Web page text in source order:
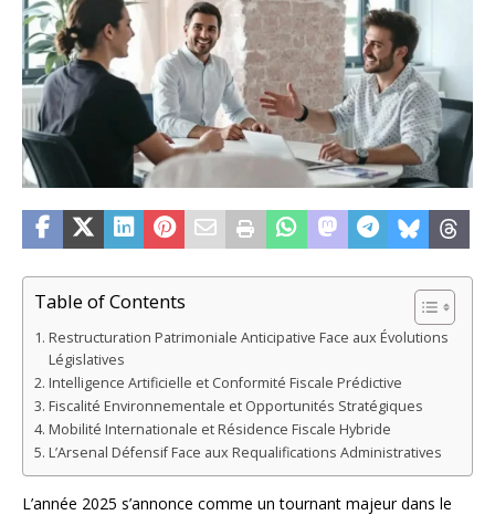
Table of Contents
Restructuration Patrimoniale Anticipative Face aux Évolutions
Législatives
Intelligence Artificielle et Conformité Fiscale Prédictive
Fiscalité Environnementale et Opportunités Stratégiques
Mobilité Internationale et Résidence Fiscale Hybride
L’Arsenal Défensif Face aux Requalifications Administratives
L’année 2025 s’annonce comme un tournant majeur dans le